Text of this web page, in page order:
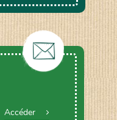
THEORIQUE
la graine…
pour profiter des
: cuisine,
domaine avec
Accéder